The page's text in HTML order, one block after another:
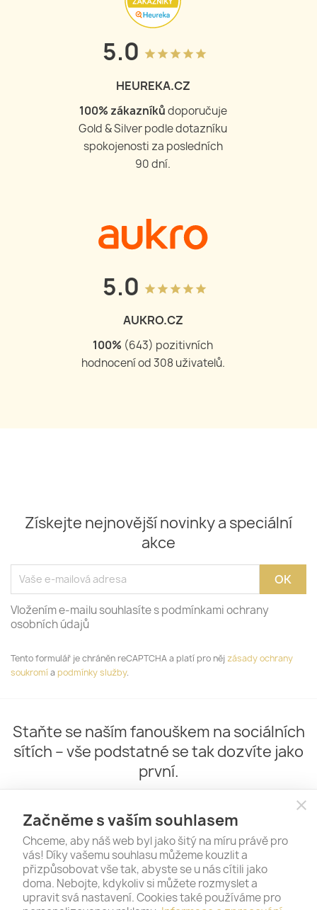
5.0 grade grade grade grade grade
HEUREKA.CZ
100% zákazníkůdoporučuje
Gold & Silver podle dotazníku
spokojenosti za posledních
90 dní.
5.0 grade grade grade grade grade
AUKRO.CZ
100% (644) pozitivních
hodnocení od309 uživatelů.
Získejte nejnovější novinky a speciální
akce
Vložením e-mailu souhlasíte s podmínkami ochrany
osobních údajů
Tento formulář je chráněn reCAPTCHA a platí pro něj zásady ochrany
soukromía podmínky služby.
Staňte se naším fanouškem na sociálních
sítích – vše podstatné se tak dozvíte jako
první.
close
Začněme s vaším souhlasem
Chceme, aby náš web byl jako šitý na míru právě pro
vás! Díky vašemu souhlasu můžeme kouzlit a
přizpůsobovat vše tak, abyste se u nás cítili jako
doma. Nebojte, kdykoliv si můžete rozmyslet a
upravit svá nastavení. Cookies také používáme pro